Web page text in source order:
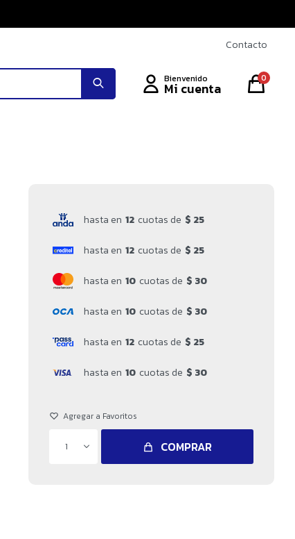
0
Contacto
hasta en 12 cuotas de $ 25
hasta en 12 cuotas de $ 25
hasta en 10 cuotas de $ 30
hasta en 10 cuotas de $ 30
hasta en 12 cuotas de $ 25
hasta en 10 cuotas de $ 30
1 COMPRAR